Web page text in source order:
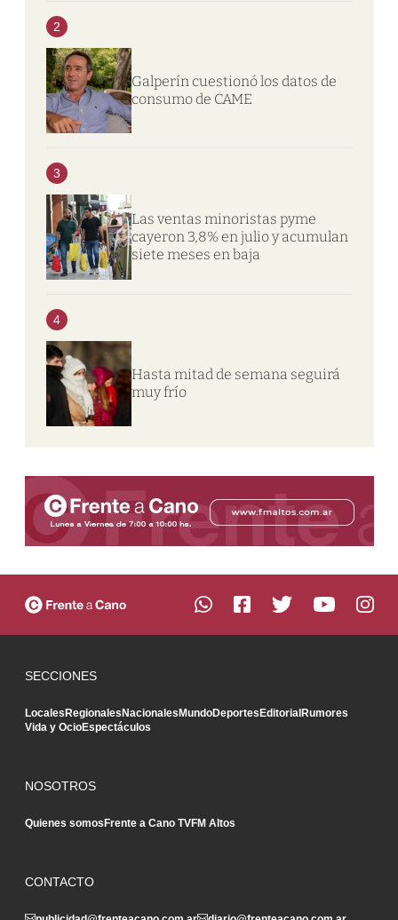
2
Galperín cuestionó los datos de
consumo de CAME
3
Las ventas minoristas pyme
cayeron 3,8% en julio y acumulan
siete meses en baja
4
Hasta mitad de semana seguirá
muy frío
SECCIONES
LocalesRegionalesNacionalesMundoDeportesEditorialRumores
Vida y OcioEspectáculos
NOSOTROS
Quienes somosFrente a Cano TVFM Altos
CONTACTO